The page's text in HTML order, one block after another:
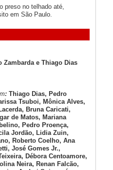
preso no telhado até,
em São Paulo.
Zambarda e Thiago Dias
: Thiago Dias, Pedro
Tsuboi, Mônica Alves,
Bruna Caricati,
de Matos, Mariana
Pedro Proença,
Jordão, Lidia Zuin,
Roberto Coelho, Ana
José Gomes Jr.,
Débora Centoamore,
Neira, Renan Falcão,